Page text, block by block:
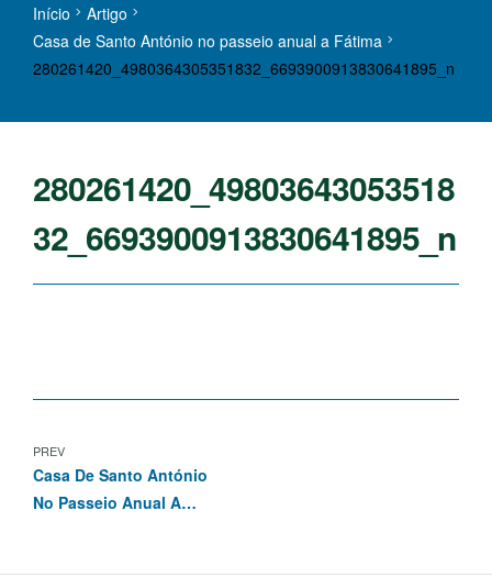
Início
Artigo
Casa de Santo António no passeio anual a Fátima
280261420_4980364305351832_6693900913830641895_n
280261420_49803643053518
32_6693900913830641895_n
PREV
Casa De Santo António
No Passeio Anual A